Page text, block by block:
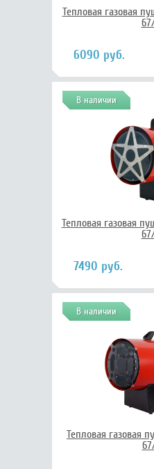
Тепловая газовая
6090 руб.
В наличии
Тепловая газовая
7490 руб.
В наличии
Тепловая газовая